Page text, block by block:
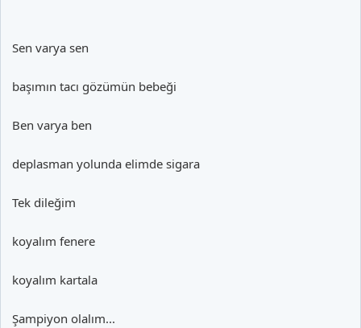
Sen varya sen
başımın tacı gözümün bebeği
Ben varya ben
deplasman yolunda elimde sigara
Tek dileğim
koyalım fenere
koyalım kartala
Şampiyon olalım...